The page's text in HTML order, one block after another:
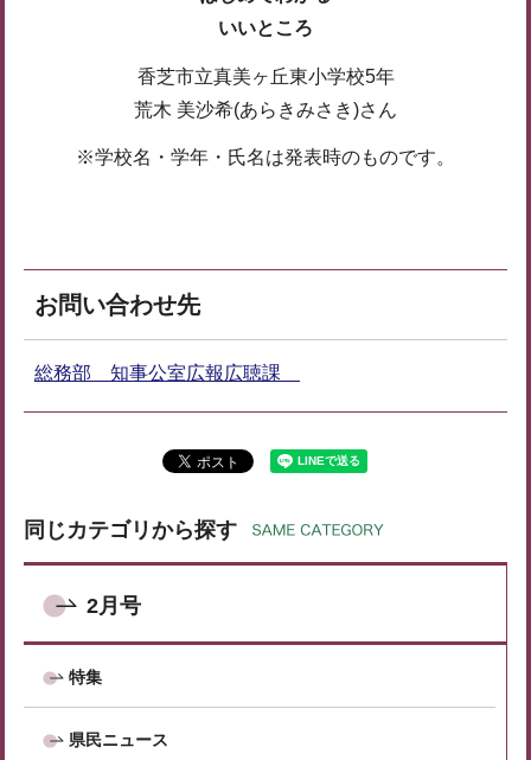
いいところ
香芝市立真美ヶ丘東小学校5年
荒木 美沙希(あらきみさき)さん
※学校名・学年・氏名は発表時のものです。
お問い合わせ先
総務部 知事公室広報広聴課
同じカテゴリから探す
2月号
特集
県民ニュース